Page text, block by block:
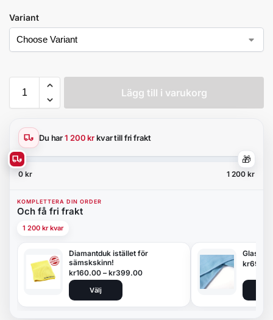
Variant
Lägg till i varukorg
Du har1 200 krkvar till fri frakt
🎁
0 kr 1 200 kr
KOMPLETTERA DIN ORDER
Och få fri frakt
1 200 kr kvar
Diamantduk istället för
sämskskinn!
kr160.00 – kr399.00
Välj
kr69.00